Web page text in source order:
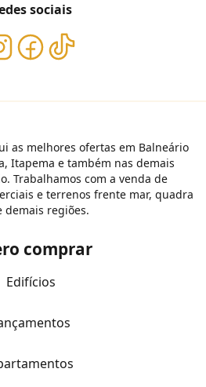
sociais
as melhores ofertas em Balneário
Itapema e também nas demais
Trabalhamos com a venda de
e terrenos frente mar, quadra
demais regiões.
comprar
Edifícios